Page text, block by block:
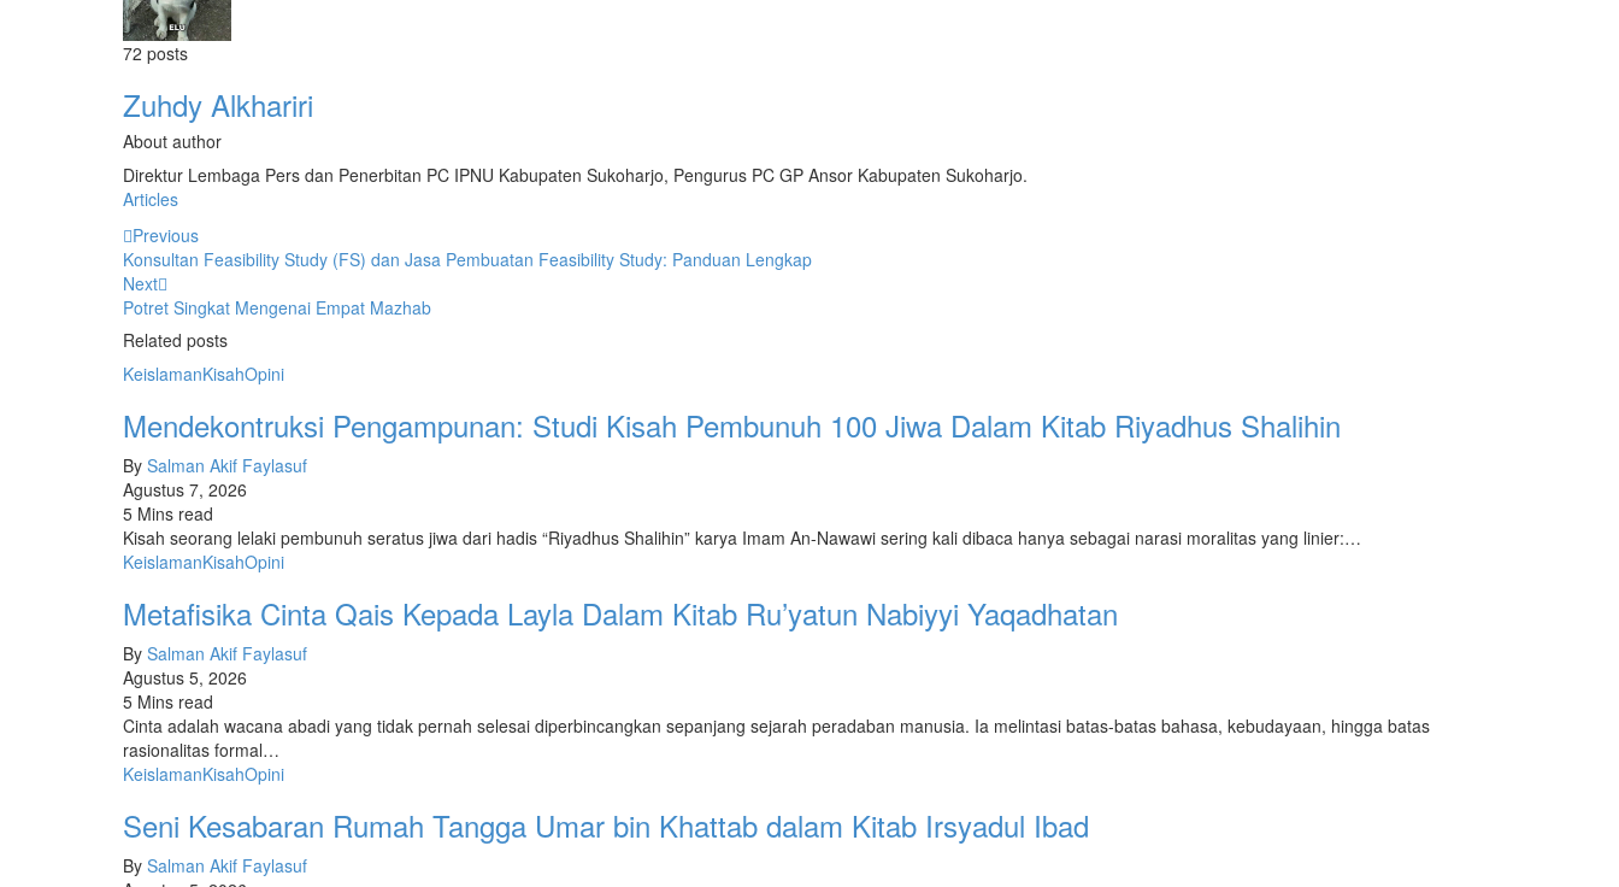
72 posts
Zuhdy Alkhariri
About author
Direktur Lembaga Pers dan Penerbitan PC IPNU Kabupaten Sukoharjo, Pengurus PC GP Ansor Kabupaten Sukoharjo.
Articles
Previous
Konsultan Feasibility Study (FS) dan Jasa Pembuatan Feasibility Study: Panduan Lengkap
Next
Potret Singkat Mengenai Empat Mazhab
Related posts
KeislamanKisahOpini
Mendekontruksi Pengampunan: Studi Kisah Pembunuh 100 Jiwa Dalam Kitab Riyadhus Shalihin
By Salman Akif Faylasuf
Agustus 7, 2026
5 Mins read
Kisah seorang lelaki pembunuh seratus jiwa dari hadis “Riyadhus Shalihin” karya Imam An-Nawawi sering kali dibaca hanya sebagai narasi moralitas yang linier:…
KeislamanKisahOpini
Metafisika Cinta Qais Kepada Layla Dalam Kitab Ru’yatun Nabiyyi Yaqadhatan
By Salman Akif Faylasuf
Agustus 5, 2026
5 Mins read
Cinta adalah wacana abadi yang tidak pernah selesai diperbincangkan sepanjang sejarah peradaban manusia. Ia melintasi batas-batas bahasa, kebudayaan, hingga batas
rasionalitas formal…
KeislamanKisahOpini
Seni Kesabaran Rumah Tangga Umar bin Khattab dalam Kitab Irsyadul Ibad
By Salman Akif Faylasuf